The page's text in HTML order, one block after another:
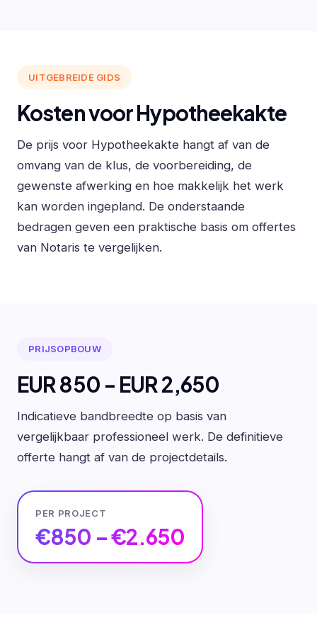
UITGEBREIDE GIDS
Kosten voor Hypotheekakte
De prijs voor Hypotheekakte hangt af van de
omvang van de klus, de voorbereiding, de
gewenste afwerking en hoe makkelijk het werk
kan worden ingepland. De onderstaande
bedragen geven een praktische basis om offertes
van Notaris te vergelijken.
PRIJSOPBOUW
EUR 850 - EUR 2,650
Indicatieve bandbreedte op basis van
vergelijkbaar professioneel werk. De definitieve
offerte hangt af van de projectdetails.
PER PROJECT
€850 – €2.650